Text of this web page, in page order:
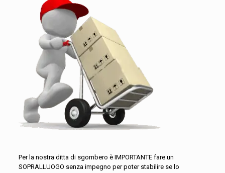
Per la nostra ditta di sgombero è IMPORTANTE fare un
SOPRALLUOGO senza impegno per poter stabilire se lo